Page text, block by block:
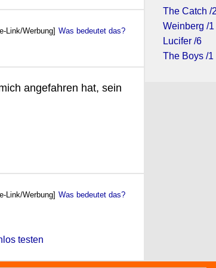
Link/Werbung] Was bedeutet das?
angefahren hat, sein
Link/Werbung] Was bedeutet das?
testen
The Catch /
Weinberg /1
Lucifer /6
The Boys /1